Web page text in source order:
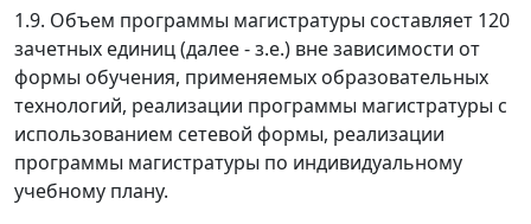
1.9. Объем программы магистратуры составляет 120
зачетных единиц (далее - з.е.) вне зависимости от
формы обучения, применяемых образовательных
технологий, реализации программы магистратуры с
использованием сетевой формы, реализации
программы магистратуры по индивидуальному
учебному плану.